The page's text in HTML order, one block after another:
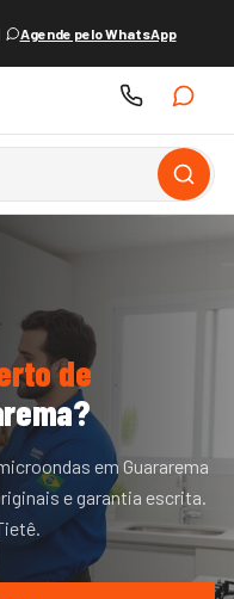
Agende pelo WhatsApp
de
?
em Guararema
e garantia escrita.